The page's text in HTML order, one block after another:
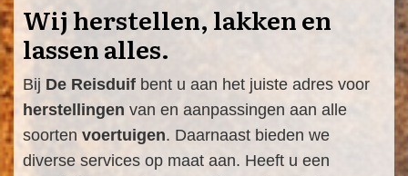
Wij herstellen, lakken en
lassen alles.
Bij De Reisduif bent u aan het juiste adres voor
herstellingen van en aanpassingen aan alle
soorten voertuigen. Daarnaast bieden we
diverse services op maat aan. Heeft u een